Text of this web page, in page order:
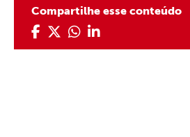
Compartilhe esse conteúdo